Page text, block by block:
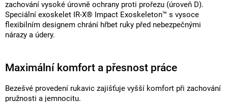
zachování vysoké úrovně ochrany proti prořezu (úroveň D).
Speciální exoskelet IR-X® Impact Exoskeleton™ s vysoce
flexibilním designem chrání hřbet ruky před nebezpečnými
nárazy a údery.
Maximální komfort a přesnost práce
Bezešvé provedení rukavic zajišťuje vyšší komfort při zachování
pružnosti a jemnocitu.